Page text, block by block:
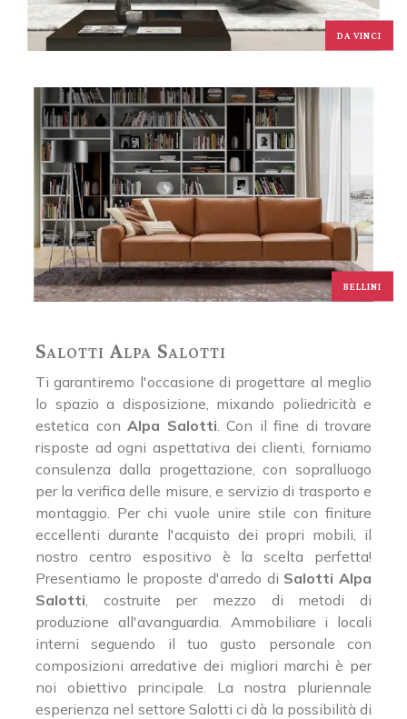
DA VINCI
BELLINI
Salotti Alpa Salotti
Ti garantiremo l'occasione di progettare al meglio
lo spazio a disposizione, mixando poliedricità e
estetica con Alpa Salotti . Con il fine di trovare
risposte ad ogni aspettativa dei clienti, forniamo
consulenza dalla progettazione, con sopralluogo
per la verifica delle misure, e servizio di trasporto e
montaggio. Per chi vuole unire stile con finiture
eccellenti durante l'acquisto dei propri mobili, il
nostro centro espositivo è la scelta perfetta!
Presentiamo le proposte d'arredo di Salotti Alpa
Salotti , costruite per mezzo di metodi di
produzione all'avanguardia. Ammobiliare i locali
interni seguendo il tuo gusto personale con
composizioni arredative dei migliori marchi è per
noi obiettivo principale. La nostra pluriennale
esperienza nel settore Salotti ci dà la possibilità di